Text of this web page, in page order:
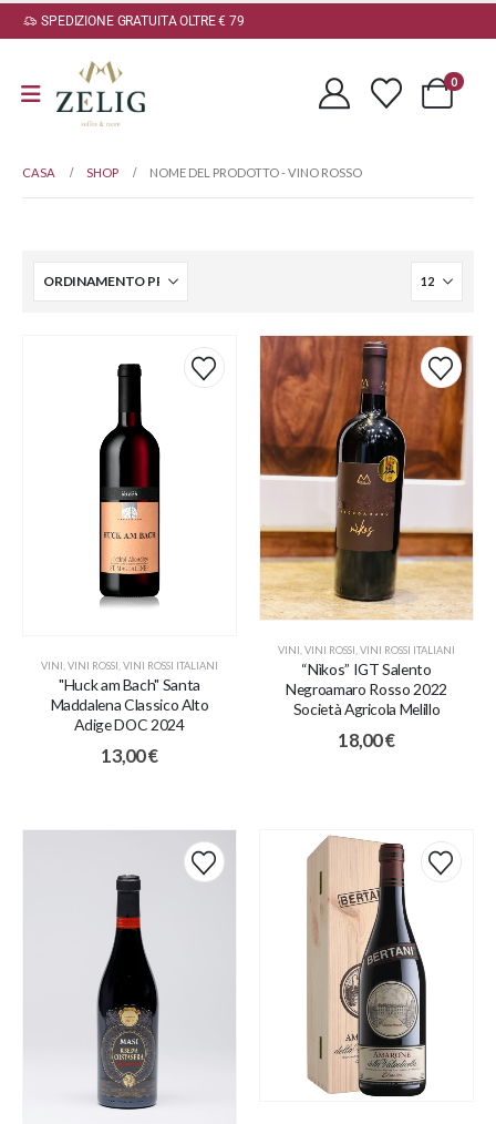
SPEDIZIONE GRATUITA OLTRE € 79
0
CASA SHOP NOME DEL PRODOTTO -VINO ROSSO
VINI VINI ROSSI VINI ROSSI ITALIANI
"Huck am Bach" Santa
Maddalena Classico Alto
Adige DOC 2024
13,00€
VINI VINI ROSSI VINI ROSSI ITALIANI
“Nìkos” IGT Salento
Negroamaro Rosso 2022
Società Agricola Melillo
18,00€